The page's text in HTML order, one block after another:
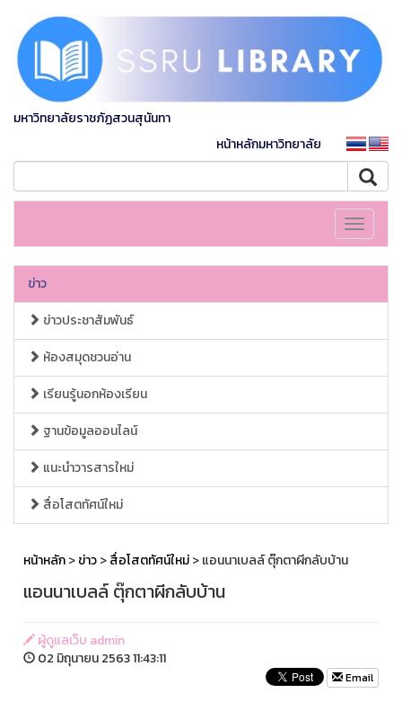
มหาวิทยาลัยราชภัฏสวนสุนันทา
หน้าหลักมหาวิทยาลัย
Toggle
ข่าว
ข่าวประชาสัมพันธ์
ห้องสมุดชวนอ่าน
เรียนรู้นอกห้องเรียน
ฐานข้อมูลออนไลน์
แนะนำวารสารใหม่
สื่อโสตทัศน์ใหม่
หน้าหลัก>ข่าว>สื่อโสตทัศน์ใหม่> แอนนาเบลล์ ตุ๊กตาผีกลับบ้าน
แอนนาเบลล์ ตุ๊กตาผีกลับบ้าน
ผู้ดูแลเว็บ admin
02 มิถุนายน 2563 11:43:11
Email